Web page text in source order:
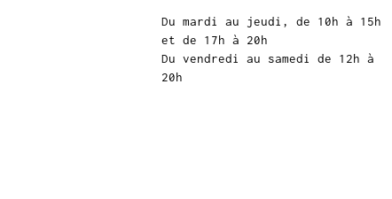
Du mardi au jeudi, de 10h à 15h
et de 17h à 20h
Du vendredi au samedi de 12h à
20h